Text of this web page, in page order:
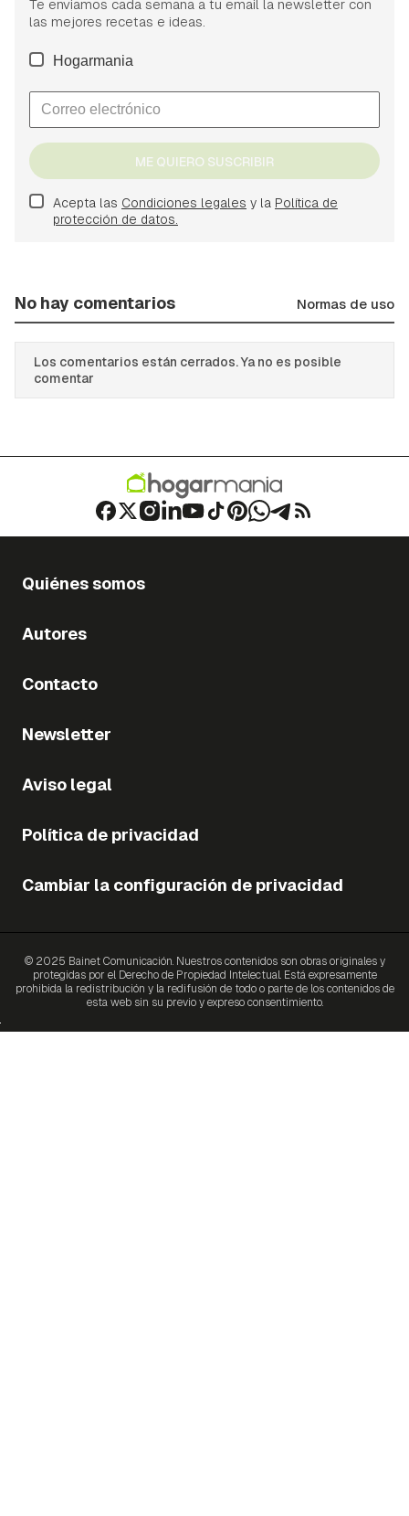
Te enviamos cada semana a tu email la newsletter con
las mejores recetas e ideas.
Hogarmania
ME QUIERO SUSCRIBIR
Acepta las Condiciones legales y la Política de
protección de datos.
No hay comentarios Normas de uso
Los comentarios están cerrados. Ya no es posible
comentar
Quiénes somos
Autores
Contacto
Newsletter
Aviso legal
Política de privacidad
Cambiar la configuración de privacidad
© 2025 Bainet Comunicación. Nuestros contenidos son obras originales y
protegidas por el Derecho de Propiedad Intelectual. Está expresamente
prohibida la redistribución y la redifusión de todo o parte de los contenidos de
esta web sin su previo y expreso consentimiento.